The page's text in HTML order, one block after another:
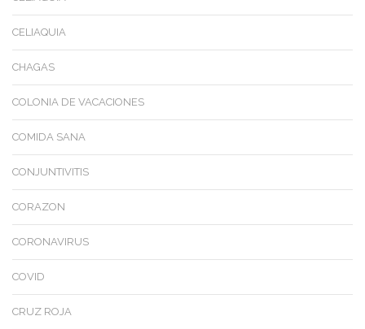
CELIAQUIA
CHAGAS
COLONIA DE VACACIONES
COMIDA SANA
CONJUNTIVITIS
CORAZON
CORONAVIRUS
COVID
CRUZ ROJA